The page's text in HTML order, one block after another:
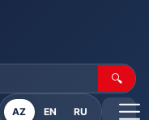
🔍
AZ EN RU